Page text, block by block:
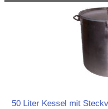
50 Liter Kessel mit